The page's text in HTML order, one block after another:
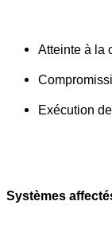
Atteinte à la
Exécution
Systèmes